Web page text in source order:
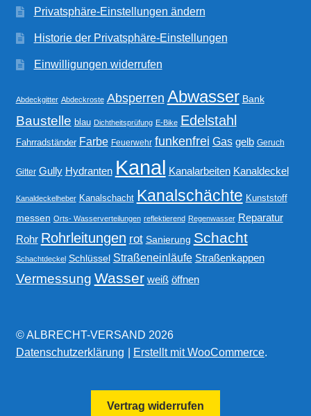
Privatsphäre-Einstellungen ändern
Historie der Privatsphäre-Einstellungen
Einwilligungen widerrufen
Abdeckgitter Abdeckroste Absperren Abwasser Bank
Baustelle blau Dichtheitsprüfung E-Bike Edelstahl
Fahrradständer Farbe Feuerwehr funkenfrei Gas gelb Geruch
Gitter Gully Hydranten Kanal Kanalarbeiten Kanaldeckel
Kanaldeckelheber Kanalschacht Kanalschächte Kunststoff
messen Orts- Wasserverteilungen reflektierend Regenwasser Reparatur
Rohr Rohrleitungen rot Sanierung Schacht
Schachtdeckel Schlüssel Straßeneinläufe Straßenkappen
Vermessung Wasser weiß öffnen
© ALBRECHT-VERSAND 2026
Datenschutzerklärung
Erstellt mit WooCommerce.
Vertrag widerrufen